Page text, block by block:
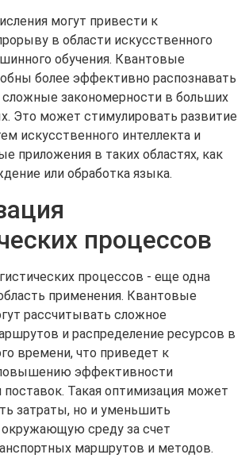
могут привести к
в области искусственного
обучения. Квантовые
более эффективно распознавать
сложные закономерности в больших
Это может стимулировать развитие
искусственного интеллекта и
приложения в таких областях, как
или обработка языка.
процессов
процессов - еще одна
применения. Квантовые
рассчитывать сложное
и распределение ресурсов в
времени, что приведет к
эффективности
поставок. Такая оптимизация может
затраты, но и уменьшить
окружающую среду за счет
маршрутов и методов.